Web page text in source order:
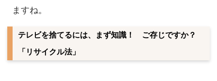
ますね。
テレビを捨てるには、まず知識！ ご存じですか？
「リサイクル法」